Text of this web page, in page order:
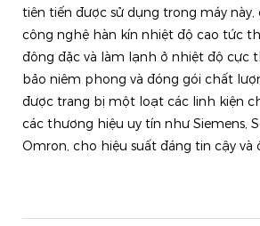
tiên tiến được sử dụng trong máy
công nghệ hàn kín nhiệt độ cao tức
đông đặc và làm lạnh ở nhiệt độ cực
bảo niêm phong và đóng gói chất
được trang bị một loạt các linh kiện
các thương hiệu uy tín như Siemens,
Omron, cho hiệu suất đáng tin cậy và